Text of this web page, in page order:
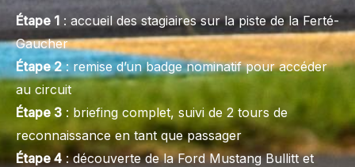
Étape 1 : accueil des stagiaires sur la piste de la Ferté-
Gaucher
Étape 2: remise d’un badge nominatif pour accéder
au circuit
Étape 3 : briefing complet, suivi de 2 tours de
reconnaissance en tant que passager
Étape 4: découverte de la Ford Mustang Bullitt et